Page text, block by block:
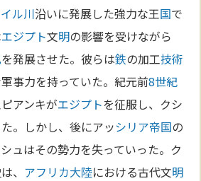
ル川沿いに発展した強力な王国で
エジプト文明の影響を受けながら
を発展させた。彼らは鉄の加工技術
事力を持っていた。紀元前8世紀
アンキがエジプトを征服し、クシ
。しかし、後にアッシリア帝国の
ュはその勢力を失っていった。ク
、 アフリカ大陸における古代文明